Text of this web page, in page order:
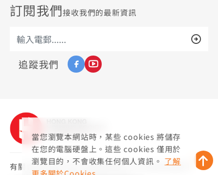
訂閱我們接收我們的最新資訊
追蹤我們
有關香港房屋協會免責聲明版權公告私隱政策聲明
當您瀏覽本網站時，某些 cookies 將儲存
在您的電腦硬盤上。這些 cookies 僅用於
瀏覽目的，不會收集任何個人資訊。 了解